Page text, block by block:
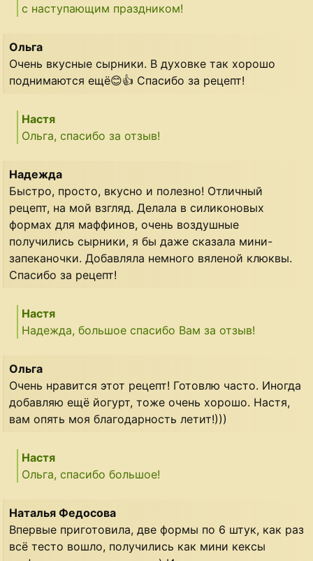
с наступающим праздником!
Ольга
Очень вкусные сырники. В духовке так хорошо
поднимаются ещё😊👍 Спасибо за рецепт!
Настя
Ольга, спасибо за отзыв!
Надежда
Быстро, просто, вкусно и полезно! Отличный
рецепт, на мой взгляд. Делала в силиконовых
формах для маффинов, очень воздушные
получились сырники, я бы даже сказала мини-
запеканочки. Добавляла немного вяленой клюквы.
Спасибо за рецепт!
Настя
Надежда, большое спасибо Вам за отзыв!
Ольга
Очень нравится этот рецепт! Готовлю часто. Иногда
добавляю ещё йогурт, тоже очень хорошо. Настя,
вам опять моя благодарность летит!)))
Настя
Ольга, спасибо большое!
Наталья Федосова
Впервые приготовила, две формы по 6 штук, как раз
всё тесто вошло, получились как мини кексы